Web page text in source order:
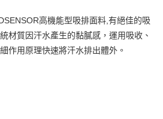
之後才付款」的支付方式。 讓您購物簡單
高機能型吸排面料,有絕佳的吸
材質因汗水產生的黏膩感，運用吸收、
作用原理快速將汗水排出體外。